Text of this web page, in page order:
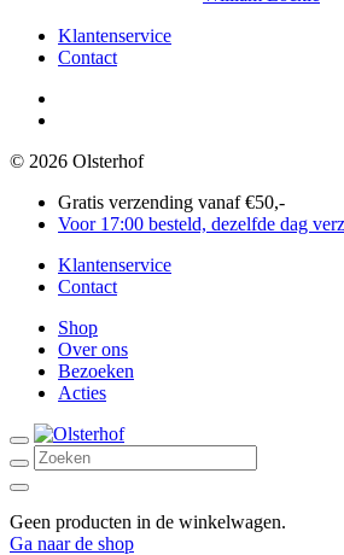
Klantenservice
Contact
Instagram
© 2026 Olsterhof
Gratis verzending vanaf €50,-
Voor 17:00 besteld, dezelfde dag
Klantenservice
Contact
Shop
Over ons
Bezoeken
Acties
Search
for:
Zoeken
Winkelwagen
Geen producten in de winkelwagen.
Ga naar de shop